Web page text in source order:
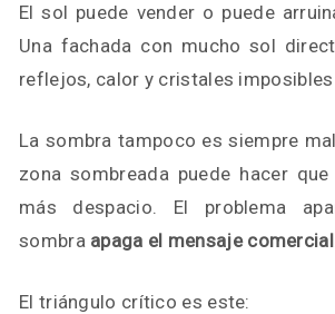
El sol puede vender o puede
Una fachada con mucho sol
reflejos, calor y cristales imposibles
La sombra tampoco es siempre
zona sombreada puede hacer
más despacio. El problema
sombra apaga el mensaje comercial
El triángulo crítico es este: